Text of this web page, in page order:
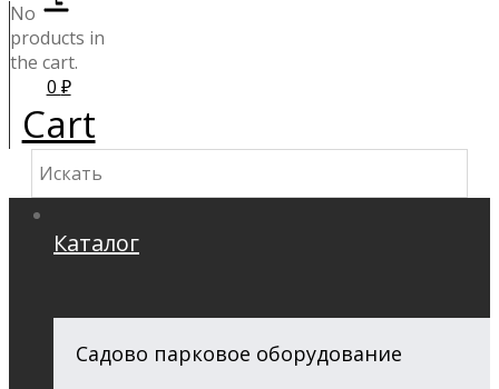
No
products in
the cart.
0 ₽
Cart
Каталог
Садово парковое оборудование